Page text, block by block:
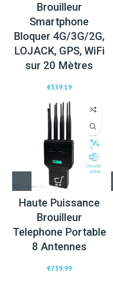
Brouilleur
Smartphone
Bloquer 4G/3G/2G,
LOJACK, GPS, WiFi
sur 20 Mètres
€539.19
Haute Puissance
Brouilleur
Telephone Portable
8 Antennes
€759.99